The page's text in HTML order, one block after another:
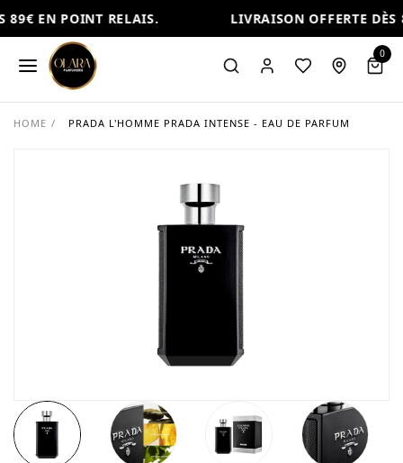
89€ EN POINT RELAIS. LIVRAISON OFFERTE
0
HOME / PRADA L'HOMME PRADA INTENSE - EAU DE PARFUM